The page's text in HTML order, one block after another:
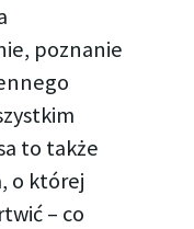
poznanie
to także
o której
– co